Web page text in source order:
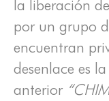
la liberación
por un grupo
encuentran
desenlace es
anterior